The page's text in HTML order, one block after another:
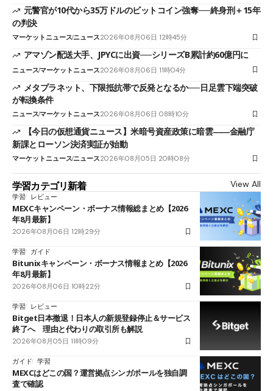
元警官が10代から35万ドルのビットコイン強奪──終身刑＋15年
の判決
マーケットニュースニュース2026年08月06日 12時45分
アマゾン配送大手、JPYCに出資──シリーズB累計約60億円に
ニュースマーケットニュース2026年08月06日 11時04分
メタプラネット、下限抵抗帯で反発となるか──日足雲下端突破
が転換条件
ニュースマーケットニュース2026年08月06日 08時10分
【今日の仮想通貨ニュース】米暗号資産政策に暗雲――金融庁
新課とローソン決済実証が始動
マーケットニュースニュース2026年08月05日 20時08分
学習カテゴリ新着 View All
学習 レビュー
MEXCキャンペーン・ボーナス情報総まとめ【2026
年8月最新】
2026年08月06日 12時29分
学習 ガイド
Bitunixキャンペーン・ボーナス情報まとめ【2026
年8月最新】
2026年08月06日 10時22分
学習 レビュー
Bitget日本撤退！日本人の新規登録停止＆サービス
終了へ 理由と代わりの取引所も解説
2026年08月05日 11時09分
ガイド 学習
MEXCはどこの国？運営拠点シンガポールを独自調
査で確認